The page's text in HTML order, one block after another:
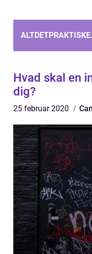
ALTDETPRAKTISKE.
Hvad skal en
dig?
25 februar 2020